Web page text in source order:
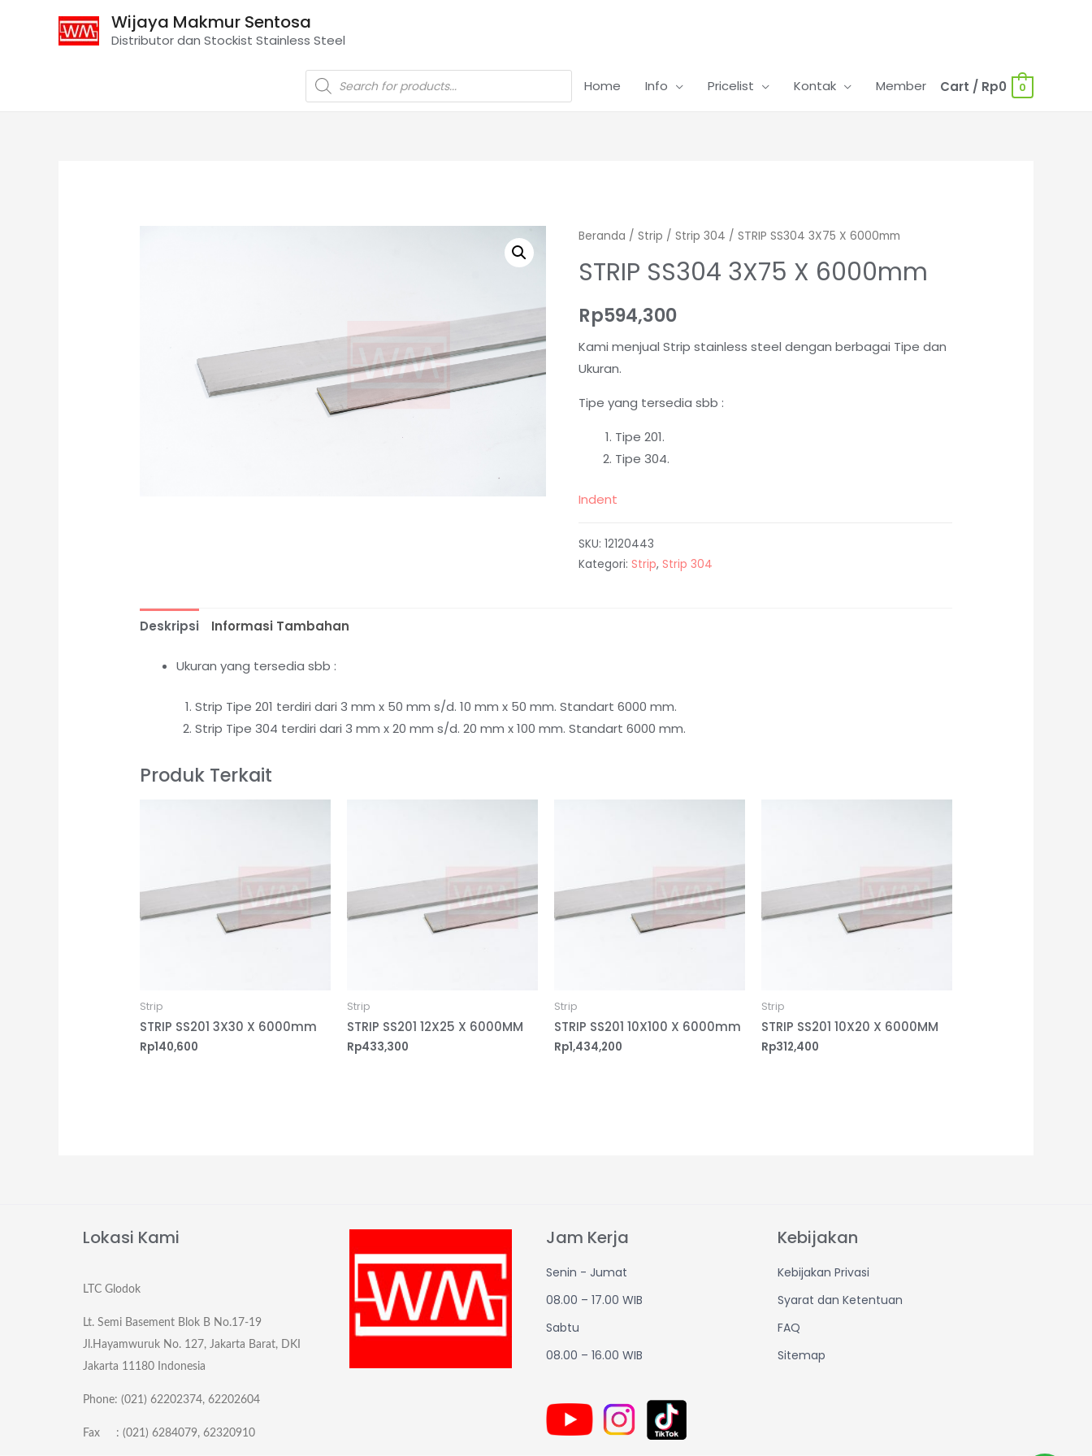
Wijaya Makmur Sentosa
Distributor dan Stockist Stainless Steel
Home Info Pricelist Kontak Member Cart / Rp0 0
Beranda / Strip / Strip 304 / STRIP SS304 3X75 X 6000mm
STRIP SS304 3X75 X 6000mm
Rp594,300
Kami menjual Strip stainless steel dengan berbagai Tipe dan
Ukuran.
Tipe yang tersedia sbb :
Tipe 201.
Tipe 304.
Indent
SKU: 12120443
Kategori: Strip, Strip 304
Deskripsi Informasi Tambahan
Ukuran yang tersedia sbb :
Strip Tipe 201 terdiri dari 3 mm x 50 mm s/d. 10 mm x 50 mm. Standart 6000 mm.
Strip Tipe 304 terdiri dari 3 mm x 20 mm s/d. 20 mm x 100 mm. Standart 6000 mm.
Produk Terkait
Strip
STRIP SS201 3X30 X 6000mm
Rp140,600
Strip
STRIP SS201 12X25 X 6000MM
Rp433,300
Strip
STRIP SS201 10X100 X 6000mm
Rp1,434,200
Strip
STRIP SS201 10X20 X 6000MM
Rp312,400
Lokasi Kami
LTC Glodok
Lt. Semi Basement Blok B No.17-19
Jl.Hayamwuruk No. 127, Jakarta Barat, DKI
Jakarta 11180 Indonesia
Phone: (021) 62202374, 62202604
Fax : (021) 6284079, 62320910
Jam Kerja
Senin - Jumat
08.00 – 17.00 WIB
Sabtu
08.00 – 16.00 WIB
Kebijakan
Kebijakan Privasi
Syarat dan Ketentuan
FAQ
Sitemap